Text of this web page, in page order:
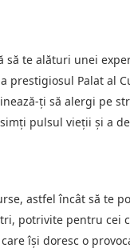
să te alături unei
prestigiosul Palat al
ți să alergi pe
pulsul vieții și a
astfel încât să te
potrivite pentru cei
își doresc o